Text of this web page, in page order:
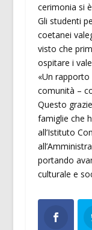
cerimonia si
Gli studenti
coetanei
visto che
ospitare i
«Un
comunità –
Questo
famiglie che
all’Istituto
portando
culturale e